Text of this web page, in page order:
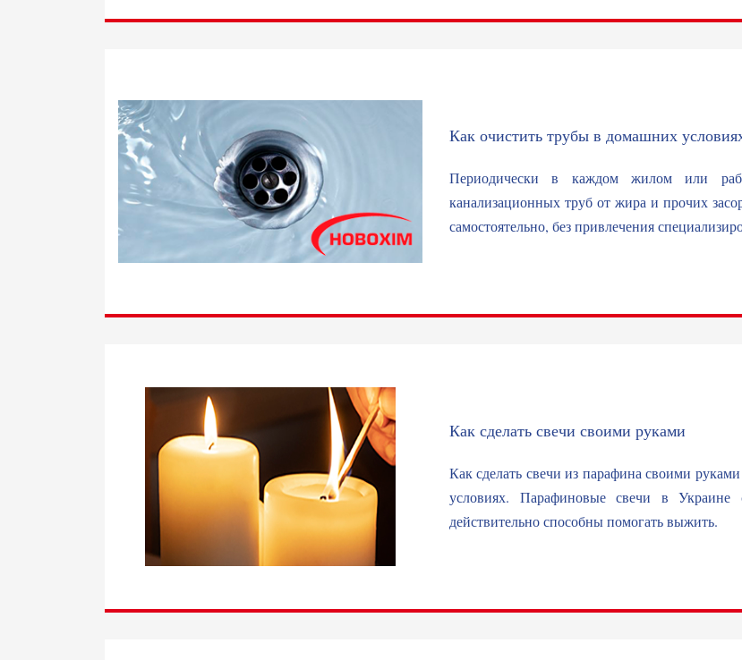
Как очистить трубы в домашних
Периодически в каждом жилом или
канализационных труб от жира и прочих
самостоятельно, без привлечения
Как сделать свечи своими руками
Как сделать свечи из парафина своими
условиях. Парафиновые свечи в
действительно способны помогать выжить.